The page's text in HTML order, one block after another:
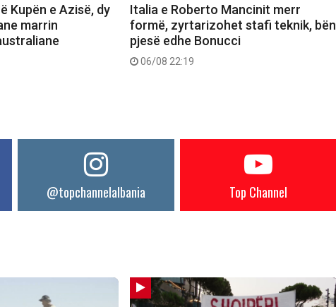
Kupën e Azisë, dy
marrin
Italia e Roberto Mancinit merr
formë, zyrtarizohet stafi teknik, bën
pjesë edhe Bonucci
06/08 22:19
@topchannelalbania Top Channel